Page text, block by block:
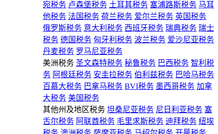
宛税务 卢森堡税务 土耳其税务 塞浦路斯税务 马耳
他税务 法国税务 荷兰税务 爱尔兰税务 英国税务
俄罗斯税务 意大利税务 西班牙税务 瑞典税务 瑞士
税务 德国税务 匈牙利税务 波兰税务 爱沙尼亚税务
丹麦税务 罗马尼亚税务
美洲税务 圣文森特税务 秘鲁税务 巴西税务 智利税
务 阿根廷税务 安圭拉税务 伯利兹税务 巴哈马税务
百慕大税务 巴拿马税务 BVI税务 墨西哥税务 加拿
大税务 美国税务
其他州及地区税务 坦桑尼亚税务 尼日利亚税务 塞
舌尔税务 阿联酋税务 毛里求斯税务 迪拜税务 纽埃